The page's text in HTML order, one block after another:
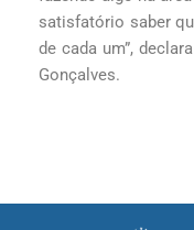
satisfatório saber
de cada um”,
Gonçalves.